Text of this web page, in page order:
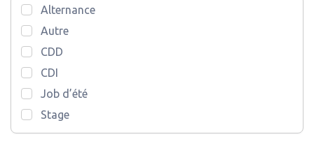
Alternance
Autre
CDD
CDI
Job d’été
Stage